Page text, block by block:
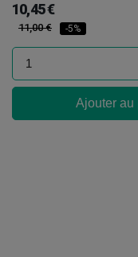
10,45 €
11,00 € -5%
Ajouter au